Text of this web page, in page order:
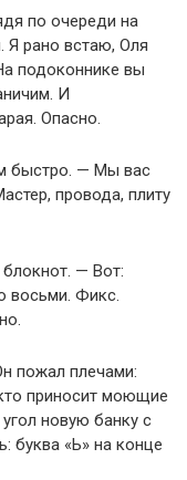
по очереди на
Я рано встаю, Оля
подоконнике вы
И
Опасно.
быстро. — Мы вас
провода, плиту
— Вот:
восьми. Фикс.
пожал плечами:
приносит моющие
новую банку с
буква «Ь» на конце